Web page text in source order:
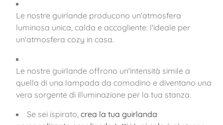
Le nostre guirlande producono un'atmosfera
luminosa unica, calda e accogliente: l'ideale per
un'atmosfera cozy in casa.
Le nostre guirlande offrono un'intensità simile a
quella di una lampada da comodino e diventano una
vera sorgente di illuminazione per la tua stanza.
Se sei ispirato, crea la tua guirlanda